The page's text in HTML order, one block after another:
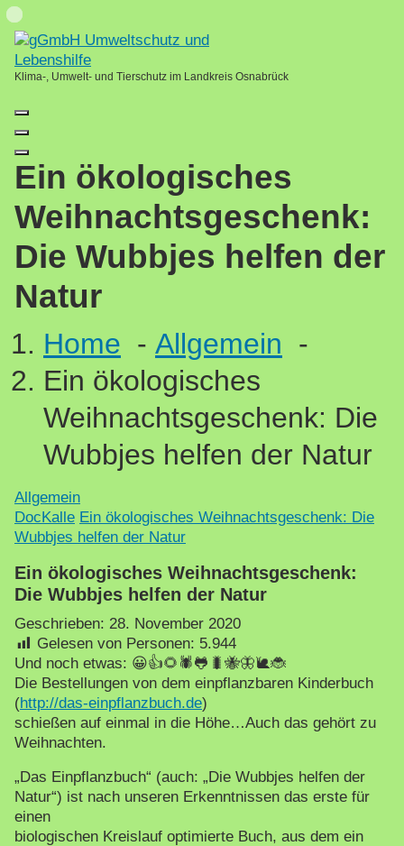
Skip
to
content
Loading...
Klima-, Umwelt- und Tierschutz im Landkreis Osnabrück
Ein ökologisches
Weihnachtsgeschenk:
Die Wubbjes helfen der
Natur
Home - Allgemein -
Ein ökologisches
Weihnachtsgeschenk: Die
Wubbjes helfen der Natur
Allgemein
DocKalle Ein ökologisches Weihnachtsgeschenk: Die
Wubbjes helfen der Natur
Ein ökologisches Weihnachtsgeschenk:
Die Wubbjes helfen der Natur
Geschrieben: 28. November 2020
Gelesen von Personen: 5.944
Und noch etwas: 😀👍🌻🕷🐸🐛🐝🦋🐌🐞
Die Bestellungen von dem einpflanzbaren Kinderbuch
(http://das-einpflanzbuch.de)
schießen auf einmal in die Höhe…Auch das gehört zu
Weihnachten.
„Das Einpflanzbuch“ (auch: „Die Wubbjes helfen der
Natur“) ist nach unseren Erkenntnissen das erste für
einen
biologischen Kreislauf optimierte Buch, aus dem ein